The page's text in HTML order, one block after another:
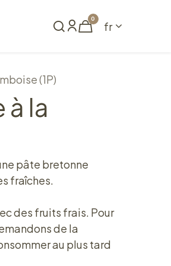
0
fr
(1P)
la
pâte bretonne
fraîches.
des fruits frais. Pour
de la
au plus tard